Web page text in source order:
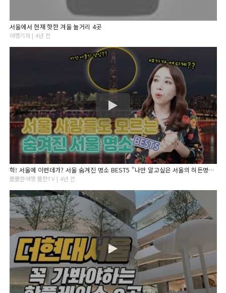
서울에서 현재 핫한 겨울 놀거리 4곳
여행기자 | 4년 전
헉! 서울에 이런데가? 서울 숨겨진 명소 BEST5 "나만 알고싶은 서울의 히든명소 5군데"
똘똘한여행 똘란TV | 4년 전